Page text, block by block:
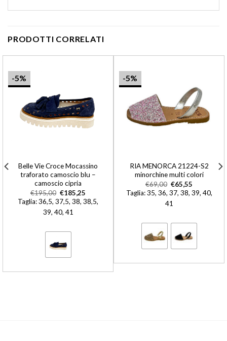
PRODOTTI CORRELATI
-5%
Belle Vie Croce Mocassino
traforato camoscio blu –
camoscio cipria
€195,00 €185,25
Taglia: 36,5, 37,5, 38, 38,5,
39, 40, 41
-5%
RIA MENORCA 21224-S2
minorchine multi colori
€69,00 €65,55
Taglia: 35, 36, 37, 38, 39, 40,
41